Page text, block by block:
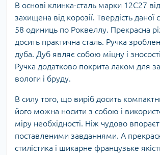
В основі клинка-сталь марки 12C27
захищена від корозії. Твердість даної
58 одиниць по Роквеллу. Прекрасна
досить практична сталь. Ручка
дуба. Дуб являє собою міцну і
Ручка додатково покрита лаком для
вологи і бруду.
В силу того, що виріб досить
його можна носити з собою і
міру необхідності. Ніж чудово
поставленими завданнями. А
стилістика і шикарне французьке